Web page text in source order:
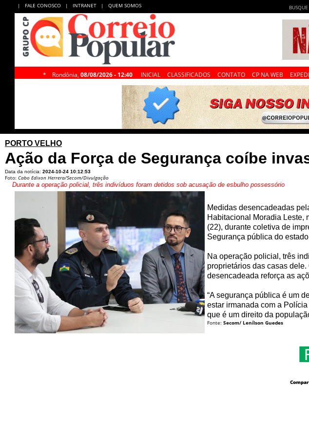
| FALE CONOSCO | INTRANET | QUEM SOMOS
* Rondônia, 08/08/2026 - 12:40 INICIAL CLASSIFICADOS CONTATO CP NA WEB
PORTO VELHO
Ação da Força de Segurança coíbe
Data da notícia: 2024-10-24 10:12:53
Foto: Cabo Edixon Herrera/Secom/Divulgação
Durante a operação policial, três indivíduos foram detidos sob acusação de esbulho possessório
Medidas desencadeadas
Habitacional Moradia Leste,
(22), durante coletiva de
Segurança pública do
Na operação policial, três
proprietários das casas
desencadeada reforça as
“A segurança pública é um
estar irmanada com a
que é um direito da
Fonte: Secom/ Lenílson Guedes